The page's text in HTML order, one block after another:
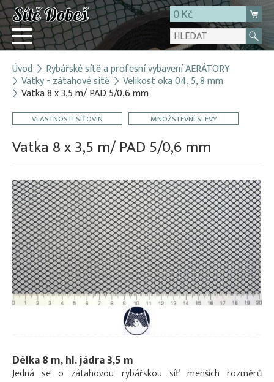
0 Kč
Přihlásit
Registrace
E-shop
O firmě
Kontakt
Úvod Rybářské sítě a profesní vybavení AERÁTORY
Vatky - zátahové sítě Velikost oka 04, 5, 8 mm
Vatka 8 x 3,5 m/ PAD 5/0,6 mm
VLASTNOSTI SÍŤOVIN MNOŽSTEVNÍ SLEVY
Vatka 8 x 3,5 m/ PAD 5/0,6 mm
Délka 8 m, hl. jádra 3,5 m
Jedná se o zátahovou rybářskou síť menších rozměrů